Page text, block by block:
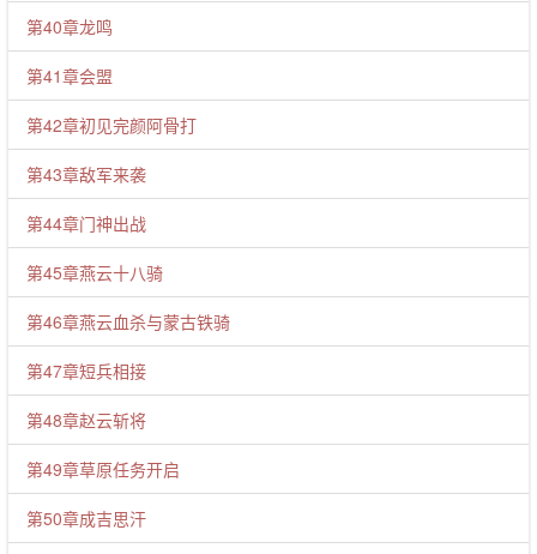
第40章龙鸣
第41章会盟
第42章初见完颜阿骨打
第43章敌军来袭
第44章门神出战
第45章燕云十八骑
第46章燕云血杀与蒙古铁骑
第47章短兵相接
第48章赵云斩将
第49章草原任务开启
第50章成吉思汗